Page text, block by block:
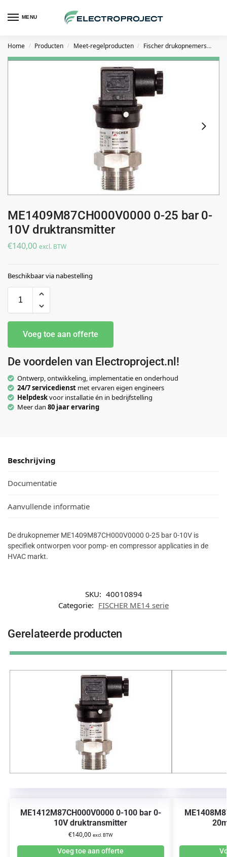
MENU
Home / Producten / Meet-regelproducten / Fischer drukopnemers
ME1409M87CH000V0000 0-25 bar 0-
10V druktransmitter
€140,00 excl. BTW
Beschikbaar via nabestelling
Voeg toe aan offerte
De voordelen van Electroproject.nl!
Ontwerp, ontwikkeling, implementatie en onderhoud
24/7 servicedienst met ervaren eigen engineers
Helpdeskvoor installatie én in bedrijfstelling
Meer dan 80 jaar ervaring
Beschrijving
Documentatie
Aanvullende informatie
De drukopnemer ME1409M87CH000V0000 0-25 bar 0-10V is
specifiek ontworpen voor pomp- en compressor applicaties in de
HVAC markt.
SKU: 40010894
Categorie: FISCHER ME14 serie
Gerelateerde producten
ME1412M87CH000V0000 0-100 bar 0-
10V druktransmitter
€140,00 excl. BTW
Voeg toe aan offerte